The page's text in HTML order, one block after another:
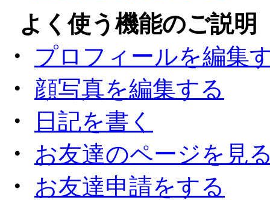
よく使う機能のご説明
・
プロフィールを編集
・
顔写真を編集する
・
日記を書く
・
お友達のページを見
・
お友達申請をする